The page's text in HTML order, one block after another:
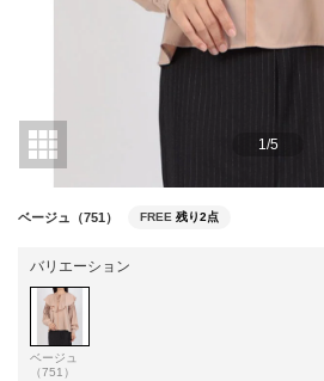
1/5
ベージュ（751） FREE 残り2点
バリエーション
ベージュ
（751）